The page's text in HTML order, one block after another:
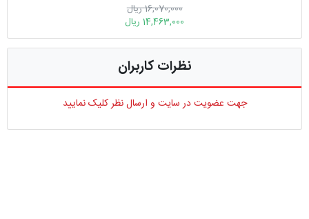
16,070,000 ریال
14,463,000 ریال
نظرات کاربران
جهت عضویت در سایت و ارسال نظر کلیک نمایید